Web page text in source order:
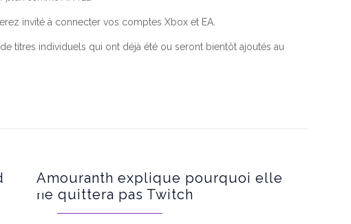
invité à connecter vos comptes Xbox et EA.
titres individuels qui ont déjà été ou seront bientôt ajoutés au
Amouranth explique pourquoi elle
ne quittera pas Twitch